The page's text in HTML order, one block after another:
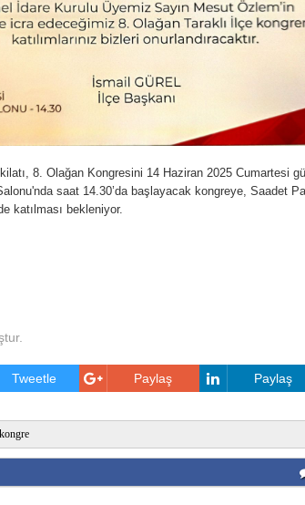
8. Olağan Kongresini 14 Haziran 2025 Cumartesi
saat 14.30’da başlayacak kongreye, Saadet
katılması bekleniyor.
Tweetle Paylaş Paylaş
kongre